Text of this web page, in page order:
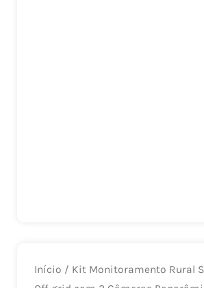
Início / Kit Monitoramento Rural